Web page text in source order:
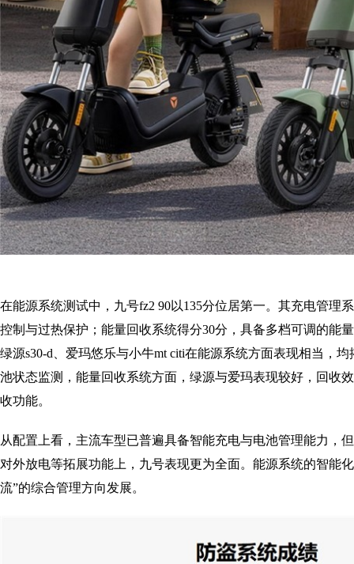
在能源系统测试中，九号fz2 90以135分位居第一。其充电管理
控制与过热保护；能量回收系统得分30分，具备多档可调的能
绿源s30-d、爱玛悠乐与小牛mt citi在能源系统方面表现相当，
池状态监测，能量回收系统方面，绿源与爱玛表现较好，回收
收功能。
从配置上看，主流车型已普遍具备智能充电与电池管理能力，
对外放电等拓展功能上，九号表现更为全面。能源系统的智能
流”的综合管理方向发展。